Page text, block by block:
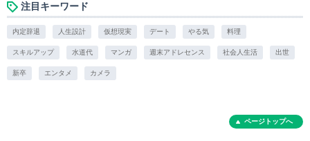
注目キーワード
内定辞退 人生設計 仮想現実 デート やる気 料理
スキルアップ 水道代 マンガ 週末アドレセンス 社会人生活 出世
新卒 エンタメ カメラ
ページトップへ